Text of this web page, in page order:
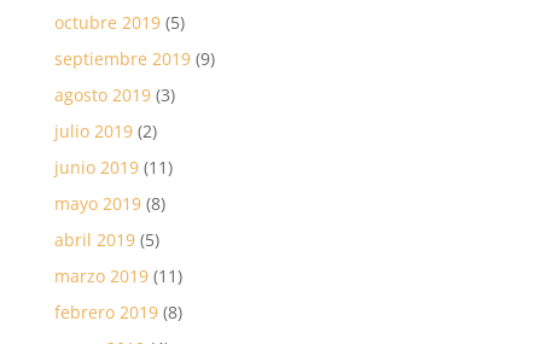
octubre 2019(5)
septiembre 2019(9)
agosto 2019(3)
julio 2019(2)
junio 2019(11)
mayo 2019(8)
abril 2019(5)
marzo 2019(11)
febrero 2019(8)